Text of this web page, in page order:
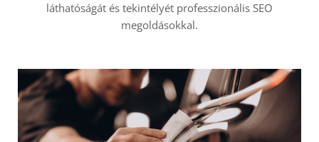
láthatóságát és tekintélyét professzionális SEO
megoldásokkal.